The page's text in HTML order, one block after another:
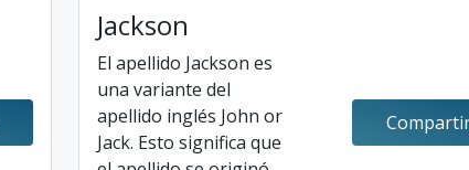
Jackson
El apellido Jackson es
una variante del
apellido inglés John or
Jack. Esto significa que